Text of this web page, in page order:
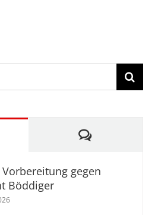
Kommentare
gegen
Böddiger